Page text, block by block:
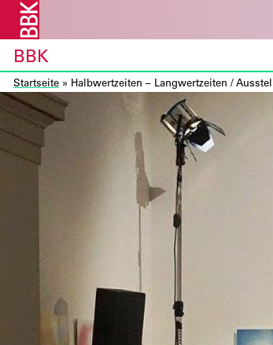
BBK
Startseite » Halbwertzeiten – Langwertzeiten /